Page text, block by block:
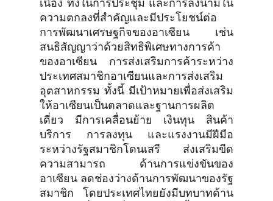
เนื่อง ทั้งในการประชุม และการลงนามใน
ความตกลงที่สำคัญและมีประโยชน์ต่อ
การพัฒนาเศรษฐกิจของอาเซียน เช่น
สนธิสัญญาว่าด้วยสิทธิพิเศษทางการค้า
ของอาเซียน การส่งเสริมการค้าระหว่าง
ประเทศสมาชิกอาเซียนและการส่งเสริม
อุตสาหกรรม ทั้งนี้ มีเป้าหมายเพื่อส่งเสริม
ให้อาเซียนเป็นตลาดและฐานการผลิต
เดี่ยว มีการเคลื่อนย้าย เงินทุน สินค้า
บริการ การลงทุน และแรงงานมีฝีมือ
ระหว่างรัฐสมาชิกโดนเสรี ส่งเสริมขีด
ความสามารถ ด้านการแข่งขันของ
อาเซียน ลดช่องว่างด้านการพัฒนาของรัฐ
สมาชิก โดยประเทศไทยยังมีบทบาทด้าน